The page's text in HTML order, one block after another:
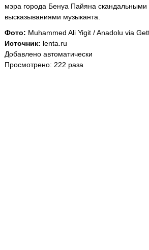
мэра города Бенуа Пайяна скандальными
высказываниями музыканта.
Фото: Muhammed Ali Yigit / Anadolu via
Источник: lenta.ru
Добавлено автоматически
Просмотрено: 222 раза